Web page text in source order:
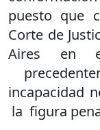
puesto que
Corte de
Aires en
incapacidad
la figura